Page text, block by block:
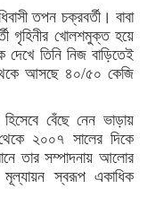
তপন চক্রবর্তী। বাবা
গৃহিনীর খোলশমুক্ত হয়ে
তিনি নিজ বাড়িতেই
আসছে ৪০/৫০ কেজি
বেঁছে নেন ভাড়ায়
২০০৭ সালের দিকে
তার সম্পাদনায় আলোর
মূল্যায়ন স্বরূপ একাধিক